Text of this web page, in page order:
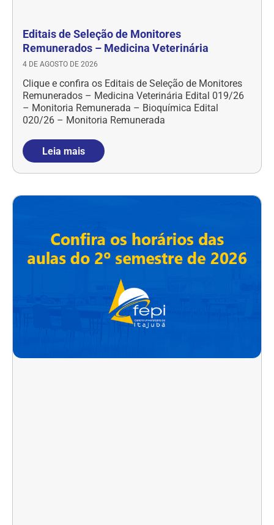
Editais de Seleção de Monitores
Remunerados – Medicina Veterinária
4 DE AGOSTO DE 2026
Clique e confira os Editais de Seleção de Monitores
Remunerados – Medicina Veterinária Edital 019/26
– Monitoria Remunerada – Bioquímica Edital
020/26 – Monitoria Remunerada
Leia mais